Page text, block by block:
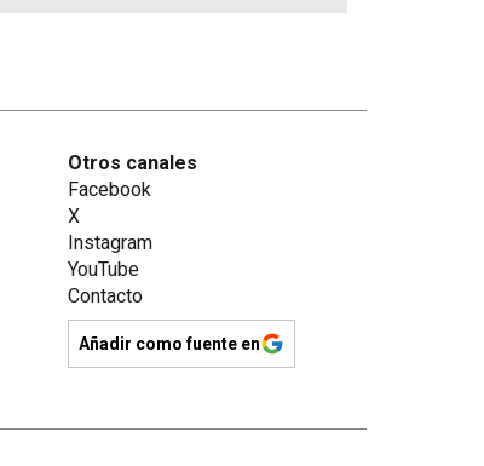
Otros canales
Facebook
X
Instagram
YouTube
Contacto
Añadir como fuente en